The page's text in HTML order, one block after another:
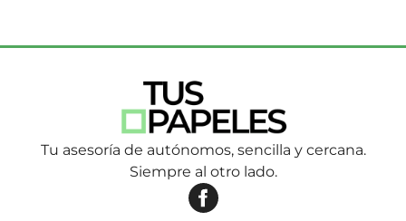
Tu asesoría de autónomos, sencilla y cercana.
Siempre al otro lado.